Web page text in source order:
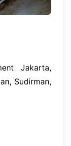
Jakarta,
Sudirman,